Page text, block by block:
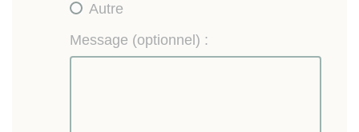
Autre
Message (optionnel) :